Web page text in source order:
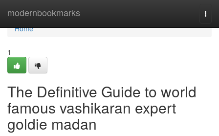
modernbookmarks
Home
Home
1
The Definitive Guide to world
famous vashikaran expert
goldie madan